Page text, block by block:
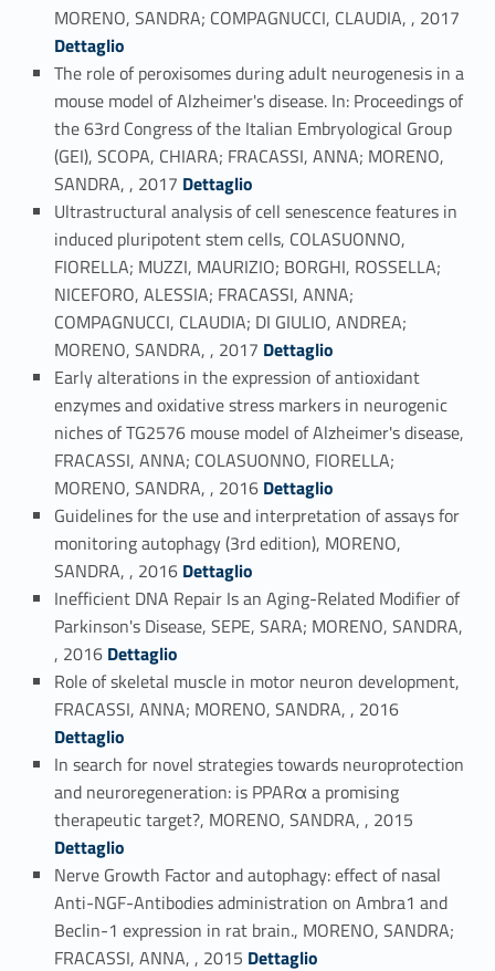
MORENO, SANDRA; COMPAGNUCCI, CLAUDIA, , 2017
Dettaglio
The role of peroxisomes during adult neurogenesis in a
mouse model of Alzheimer's disease. In: Proceedings of
the 63rd Congress of the Italian Embryological Group
(GEI), SCOPA, CHIARA; FRACASSI, ANNA; MORENO,
SANDRA, , 2017 Link identifier #identifier_person_150112-35
Dettaglio
Ultrastructural analysis of cell senescence features in
induced pluripotent stem cells, COLASUONNO,
FIORELLA; MUZZI, MAURIZIO; BORGHI, ROSSELLA;
NICEFORO, ALESSIA; FRACASSI, ANNA;
COMPAGNUCCI, CLAUDIA; DI GIULIO, ANDREA;
MORENO, SANDRA, , 2017 Link identifier #identifier_person_184153-36
Dettaglio
Early alterations in the expression of antioxidant
enzymes and oxidative stress markers in neurogenic
niches of TG2576 mouse model of Alzheimer's disease,
FRACASSI, ANNA; COLASUONNO, FIORELLA;
MORENO, SANDRA, , 2016 Link identifier #identifier_person_39914-37
Dettaglio
Guidelines for the use and interpretation of assays for
monitoring autophagy (3rd edition), MORENO,
SANDRA, , 2016Link identifier #identifier_person_177176-38Dettaglio
Inefficient DNA Repair Is an Aging-Related Modifier of
Parkinson's Disease, SEPE, SARA; MORENO, SANDRA,
, 2016 Link identifier #identifier_person_53106-39
Dettaglio
Role of skeletal muscle in motor neuron development,
FRACASSI, ANNA; MORENO, SANDRA, , 2016 Link identifier #identifier_person_24228-40
Dettaglio
In search for novel strategies towards neuroprotection
and neuroregeneration: is PPARα a promising
therapeutic target?, MORENO, SANDRA, , 2015
Dettaglio
Nerve Growth Factor and autophagy: effect of nasal
Anti-NGF-Antibodies administration on Ambra1 and
Beclin-1 expression in rat brain., MORENO, SANDRA;
FRACASSI, ANNA, , 2015 Link identifier #identifier_person_64020-42
Dettaglio